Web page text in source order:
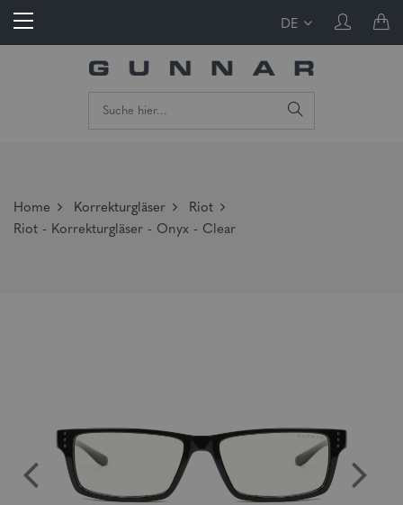
DE
Home Korrekturgläser
Riot
Riot - Korrekturgläser - Onyx - Clear